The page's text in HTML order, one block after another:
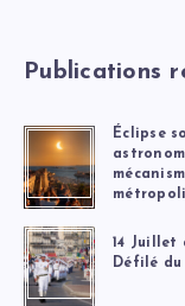
Publications
Éclipse
14 Juillet
Défilé du